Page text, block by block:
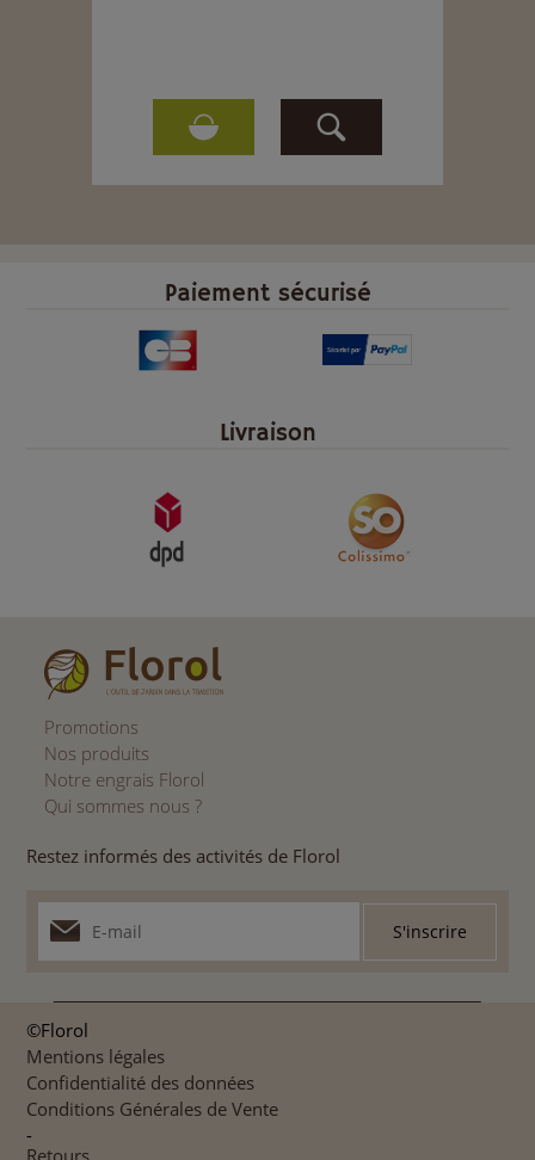
Paiement sécurisé
Livraison
Promotions
Nos produits
Notre engrais Florol
Qui sommes nous ?
Restez informés des activités de Florol
©Florol
Mentions légales
Confidentialité des données
Conditions Générales de Vente
-